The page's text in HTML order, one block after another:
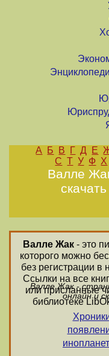
А Б В Г Д Е
С Т У Ф Х
Валле
Валле Жак - это
которого можно
без регистрации в
Ссылки на все
или присланные
библиотеке
Валле Жак -
онлайн и